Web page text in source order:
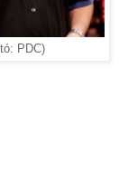
PDC)